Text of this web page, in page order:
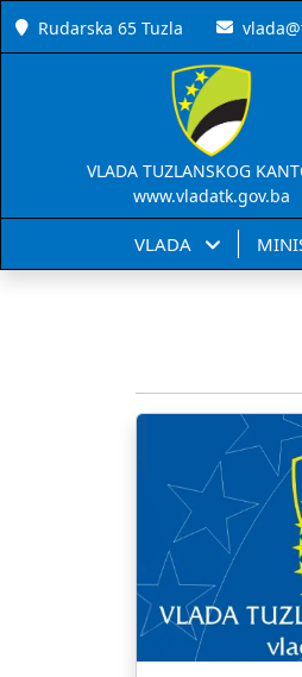
Rudarska 65 Tuzla
VLADA TUZLANSKOG
www.vladatk.gov.ba
VLADA